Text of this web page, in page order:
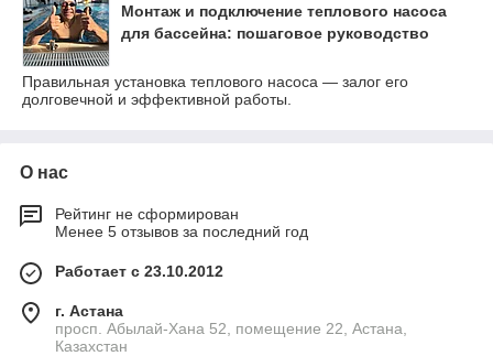
Монтаж и подключение теплового насоса
для бассейна: пошаговое руководство
Правильная установка теплового насоса — залог его
долговечной и эффективной работы.
О нас
Рейтинг не сформирован
Менее 5 отзывов за последний год
Работает с 23.10.2012
г. Астана
просп. Абылай-Хана 52, помещение 22, Астана,
Казахстан